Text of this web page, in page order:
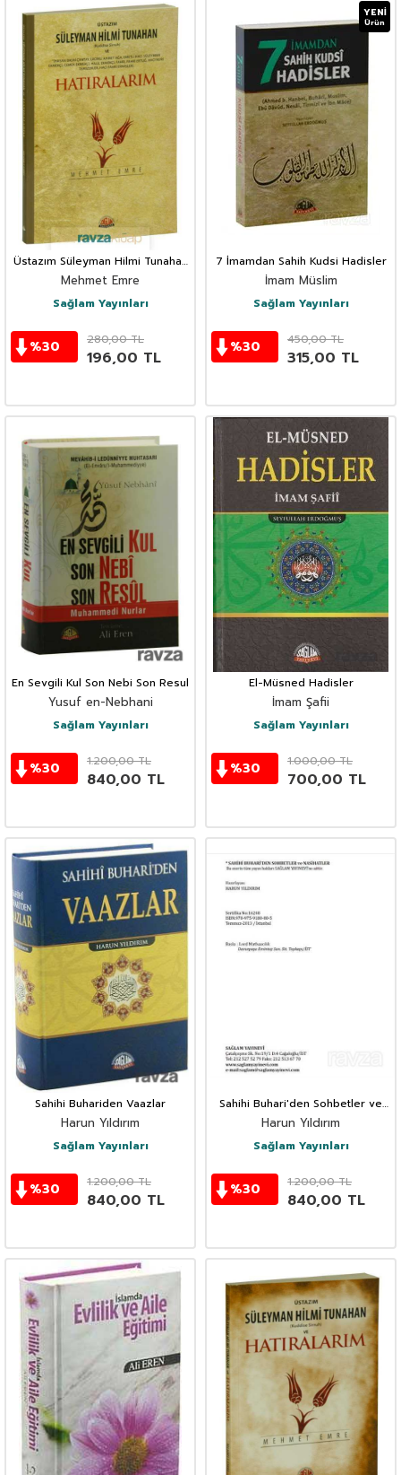
Üstazım Süleyman Hilmi Tunahan
ve Allah Dostlarından Hatıralarım
Mehmet Emre
Sağlam Yayınları
%30 280,00TL
196,00 TL
YENI
Ürün
7 İmamdan Sahih Kudsi Hadisler
İmam Müslim
Sağlam Yayınları
%30 450,00TL
315,00 TL
En Sevgili Kul Son Nebi Son Resul
Yusuf en-Nebhani
Sağlam Yayınları
%30 1.200,00TL
840,00 TL
El-Müsned Hadisler
İmam Şafii
Sağlam Yayınları
%30 1.000,00TL
700,00 TL
Sahihi Buhariden Vaazlar
Harun Yıldırım
Sağlam Yayınları
%30 1.200,00TL
840,00 TL
Sahihi Buhari'den Sohbetler ve
Nasihatler
Harun Yıldırım
Sağlam Yayınları
%30 1.200,00TL
840,00 TL